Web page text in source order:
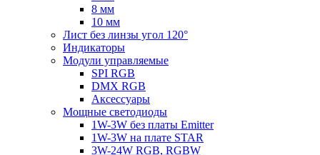
8 мм
10 мм
Лист без линзы угол 120°
Индикаторы
Модули управляемые
SPI RGB
DMX RGB
Аксессуары
Мощные светодиоды
1W-3W без платы Emitter
1W-3W на плате STAR
3W-24W RGB, RGBW